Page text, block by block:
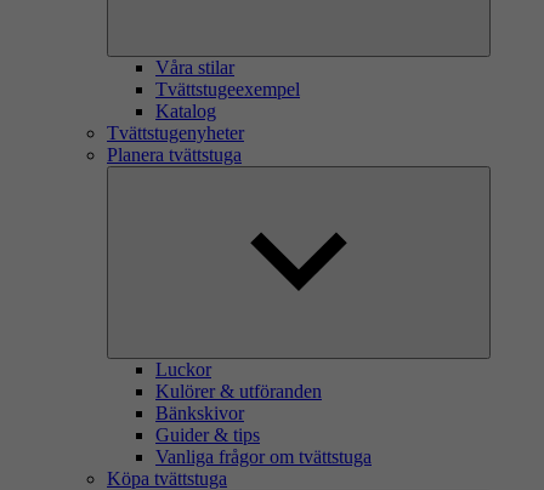
Våra stilar
Tvättstugeexempel
Katalog
Tvättstugenyheter
Planera tvättstuga
Luckor
Kulörer & utföranden
Bänkskivor
Guider & tips
Vanliga frågor om tvättstuga
Köpa tvättstuga